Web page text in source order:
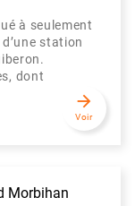
à seulement
station
dont
arrow_forward
Voir
Morbihan